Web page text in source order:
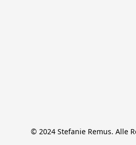
© 2024 Stefanie Remus. Alle